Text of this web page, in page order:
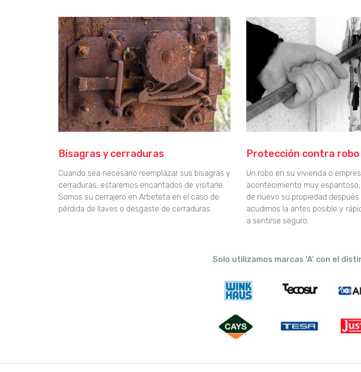
Bisagras y cerraduras
Cuando sea necesario reemplazar sus bisagras y
cerraduras, estaremos encantados de visitarle.
Somos su cerrajero en Arbeteta en el caso de
pérdida de llaves o desgaste de cerraduras.
Protección contra robo
Un robo en su vivienda o
acontecimiento muy
de nuevo su propiedad después
acudimos la antes posible y
a sentirse seguro.
Solo utilizamos marcas 'A' con el